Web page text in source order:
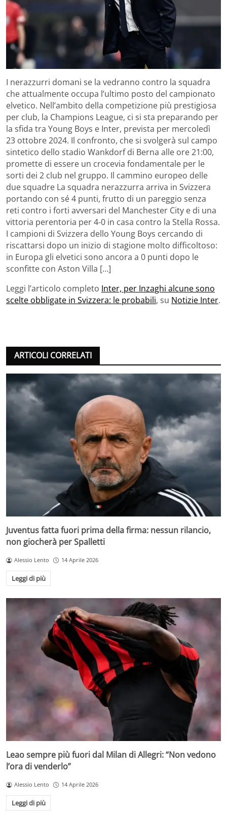
I nerazzurri domani se la vedranno contro la squadra
che attualmente occupa l’ultimo posto del campionato
elvetico. Nell’ambito della competizione più prestigiosa
per club, la Champions League, ci si sta preparando per
la sfida tra Young Boys e Inter, prevista per mercoledì
23 ottobre 2024. Il confronto, che si svolgerà sul campo
sintetico dello stadio Wankdorf di Berna alle ore 21:00,
promette di essere un crocevia fondamentale per le
sorti dei 2 club nel gruppo. Il cammino europeo delle
due squadre La squadra nerazzurra arriva in Svizzera
portando con sé 4 punti, frutto di un pareggio senza
reti contro i forti avversari del Manchester City e di una
vittoria perentoria per 4-0 in casa contro la Stella Rossa.
I campioni di Svizzera dello Young Boys cercando di
riscattarsi dopo un inizio di stagione molto difficoltoso:
in Europa gli elvetici sono ancora a 0 punti dopo le
sconfitte con Aston Villa […]
Leggi l’articolo completo Inter, per Inzaghi alcune sono
scelte obbligate in Svizzera: le probabili, su Notizie Inter.
ARTICOLI CORRELATI
Juventus fatta fuori prima della firma: nessun rilancio,
non giocherà per Spalletti
Alessio Lento 14 Aprile 2026
Leggi di più
Leao sempre più fuori dal Milan di Allegri: “Non vedono
l’ora di venderlo”
Alessio Lento 14 Aprile 2026
Leggi di più